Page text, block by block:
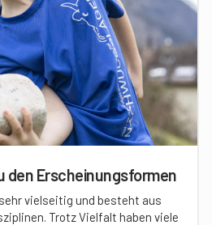
den Erscheinungsformen
vielseitig und besteht aus
Trotz Vielfalt haben viele